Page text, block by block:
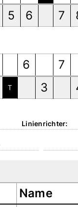
5 6 7
6
7
T 3
Linienrichter:
Name